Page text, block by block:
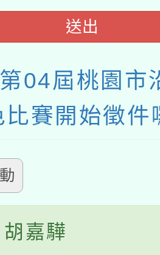
送出
04屆桃園市
比賽開始徵件
嘉驊